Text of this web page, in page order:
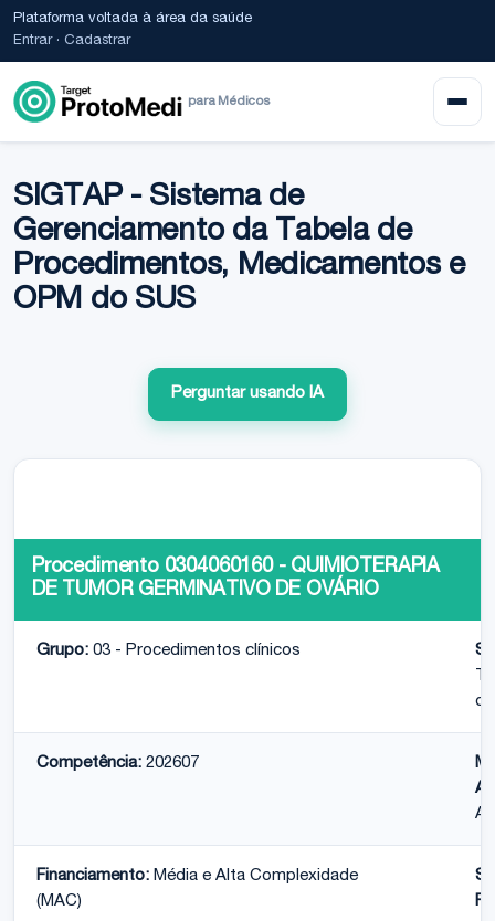
Plataforma voltada à área da saúde
Entrar· Cadastrar
para Médicos
SIGTAP - Sistema de
Gerenciamento da Tabela de
Procedimentos, Medicamentos e
OPM do SUS
Perguntar usando IA
Procedimento 0304060160 - QUIMIOTERAPIA
DE TUMOR GERMINATIVO DE OVÁRIO
Grupo: 03 - Procedimentos clínicos
Competência: 202607
Financiamento: Média e Alta Complexidade
(MAC)